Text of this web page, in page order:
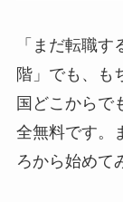
「まだ転職
階」でも、も
国どこからで
全無料です。
ろから始めて